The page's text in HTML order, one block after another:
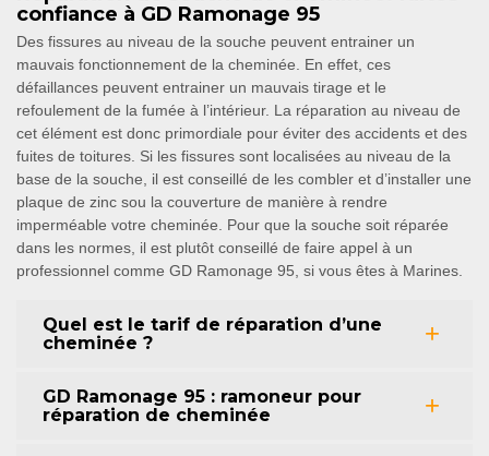
confiance à GD Ramonage 95
Des fissures au niveau de la souche peuvent entrainer un
mauvais fonctionnement de la cheminée. En effet, ces
défaillances peuvent entrainer un mauvais tirage et le
refoulement de la fumée à l’intérieur. La réparation au niveau de
cet élément est donc primordiale pour éviter des accidents et des
fuites de toitures. Si les fissures sont localisées au niveau de la
base de la souche, il est conseillé de les combler et d’installer une
plaque de zinc sou la couverture de manière à rendre
imperméable votre cheminée. Pour que la souche soit réparée
dans les normes, il est plutôt conseillé de faire appel à un
professionnel comme GD Ramonage 95, si vous êtes à Marines.
Quel est le tarif de réparation d’une
cheminée ?
GD Ramonage 95 : ramoneur pour
réparation de cheminée